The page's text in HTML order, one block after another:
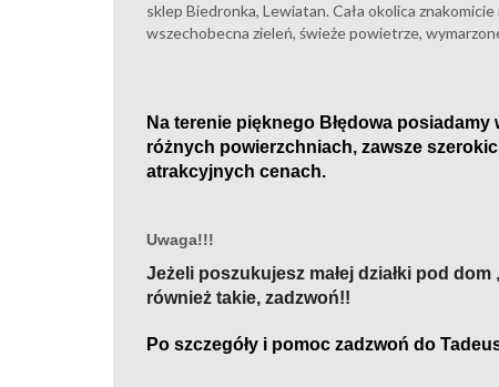
sklep Biedronka, Lewiatan. Cała okolica znakomicie
wszechobecna zieleń, świeże powietrze,
Na terenie pięknego Błędowa posiadamy
różnych powierzchniach, zawsze
atrakcyjnych cenach.
Uwaga!!!
Jeżeli poszukujesz małej działki pod
również takie, zadzwoń!!
Po szczegóły i pomoc zadzwoń do